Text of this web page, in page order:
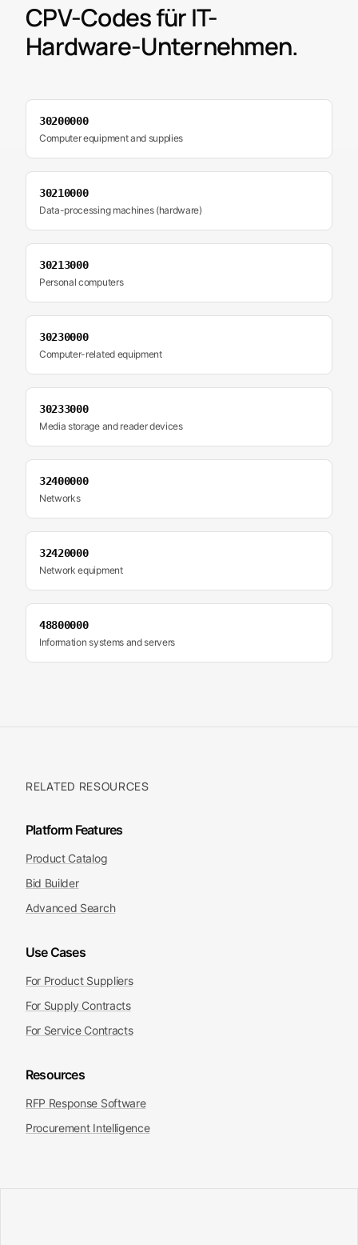
CPV-Codes für IT-
Hardware-Unternehmen.
30200000
Computer equipment and supplies
30210000
Data-processing machines (hardware)
30213000
Personal computers
30230000
Computer-related equipment
30233000
Media storage and reader devices
32400000
Networks
32420000
Network equipment
48800000
Information systems and servers
RELATED RESOURCES
Platform Features
Product Catalog
Bid Builder
Advanced Search
Use Cases
For Product Suppliers
For Supply Contracts
For Service Contracts
Resources
RFP Response Software
Procurement Intelligence